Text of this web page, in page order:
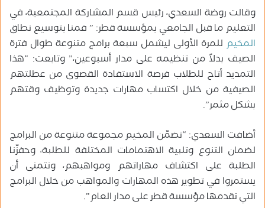
وقالت روضة السعدي، رئيس قسم المشاركة المجتمعية، في
التعليم ما قبل الجامعي بمؤسسة قطر: ” قمنا بتوسيع نطاق
المخيم للمرة الأولى ليشمل سبعة برامج متنوعة طوال فترة
الصيف بدلاً من تنظيمه على مدار أسبوعين،” وتابعت: “هذا
التمديد أتاح للطلاب فرصة الاستفادة القصوى من عطلتهم
الصيفية من خلال اكتساب مهارات جديدة وتوظيف وقتهم
بشكل مثمر”.
أضافت السعدي: “تضمّن المخيم مجموعة متنوعة من البرامج
لضمان التنوع وتلبية الاهتمامات المختلفة للطلبة، وحفزّنا
الطلبة على اكتشاف مهاراتهم ومواهبهم، ونتمنى أن
يستمروا في تطوير هذه المهارات والمواهب من خلال البرامج
التي تقدمها مؤسسة قطر على مدار العام”.